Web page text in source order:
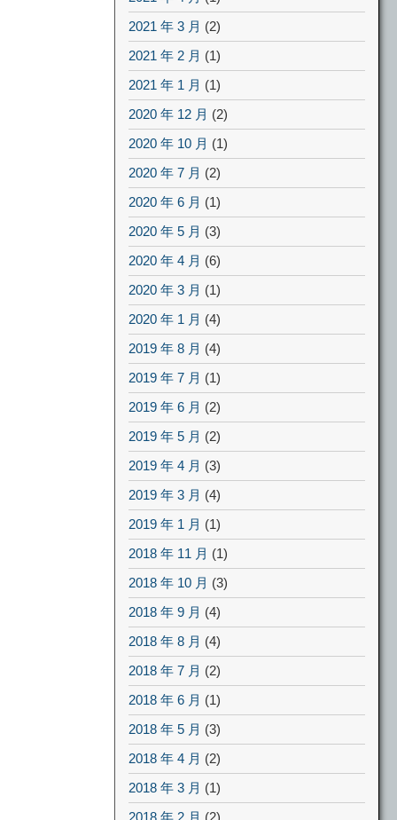
2021 年 3 月 (2)
2021 年 2 月 (1)
2021 年 1 月 (1)
2020 年 12 月 (2)
2020 年 10 月 (1)
2020 年 7 月 (2)
2020 年 6 月 (1)
2020 年 5 月 (3)
2020 年 4 月 (6)
2020 年 3 月 (1)
2020 年 1 月 (4)
2019 年 8 月 (4)
2019 年 7 月 (1)
2019 年 6 月 (2)
2019 年 5 月 (2)
2019 年 4 月 (3)
2019 年 3 月 (4)
2019 年 1 月 (1)
2018 年 11 月 (1)
2018 年 10 月 (3)
2018 年 9 月 (4)
2018 年 8 月 (4)
2018 年 7 月 (2)
2018 年 6 月 (1)
2018 年 5 月 (3)
2018 年 4 月 (2)
2018 年 3 月 (1)
2018 年 2 月 (2)